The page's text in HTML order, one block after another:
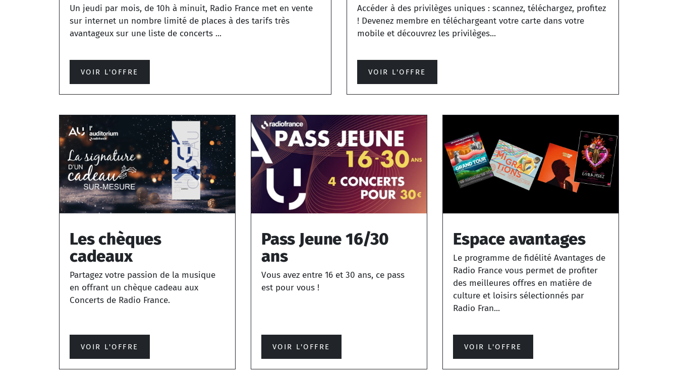
Un jeudi par mois, de 10h à minuit, Radio France met en vente
sur internet un nombre limité de places à des tarifs très
avantageux sur une liste de concerts ...
VOIR L'OFFRE
Accéder à des privilèges uniques : scannez, téléchargez, profitez
! Devenez membre en téléchargeant votre carte dans votre
mobile et découvrez les privilèges...
VOIR L'OFFRE
Les chèques
cadeaux
Partagez votre passion de la musique
en offrant un chèque cadeau aux
Concerts de Radio France.
VOIR L'OFFRE
Pass Jeune 16/30
ans
Vous avez entre 16 et 30 ans, ce pass
est pour vous !
VOIR L'OFFRE
Espace avantages
Le programme de fidélité Avantages de
Radio France vous permet de profiter
des meilleures offres en matière de
culture et loisirs sélectionnés par
Radio Fran...
VOIR L'OFFRE